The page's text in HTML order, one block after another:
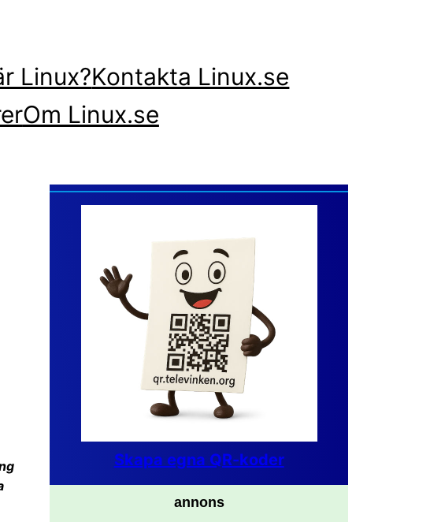
Linux?Kontakta Linux.se
Om Linux.se
Skapa egna QR-koder
annons